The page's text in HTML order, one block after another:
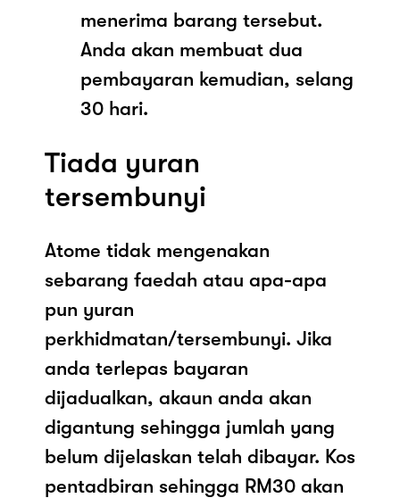
menerima barang tersebut.
Anda akan membuat dua
pembayaran kemudian, selang
30 hari.
Tiada yuran
tersembunyi
Atome tidak mengenakan
sebarang faedah atau apa-apa
pun yuran
perkhidmatan/tersembunyi. Jika
anda terlepas bayaran
dijadualkan, akaun anda akan
digantung sehingga jumlah yang
belum dijelaskan telah dibayar. Kos
pentadbiran sehingga RM30 akan